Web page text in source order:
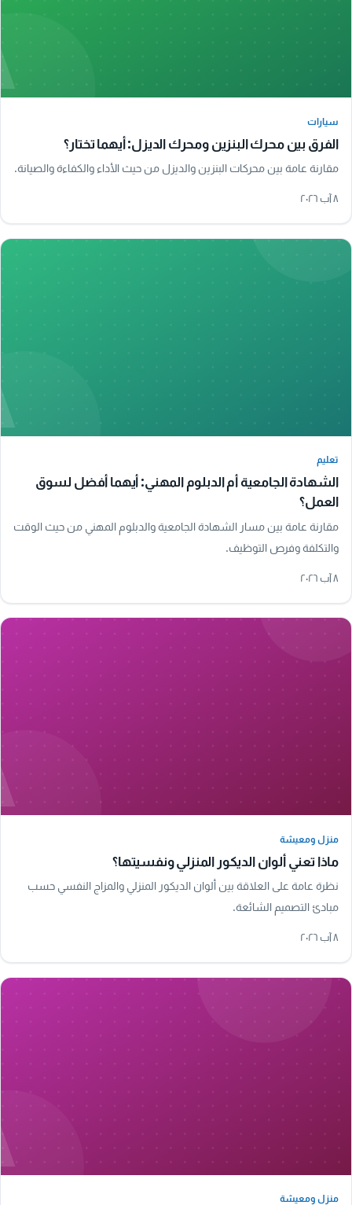
سيارات
الفرق بين محرك البنزين ومحرك الديزل: أيهما تختار؟
مقارنة عامة بين محركات البنزين والديزل من حيث الأداء والكفاءة والصيانة.
٨ آب ٢٠٢٦
تعليم
الشهادة الجامعية أم الدبلوم المهني: أيهما أفضل لسوق
العمل؟
مقارنة عامة بين مسار الشهادة الجامعية والدبلوم المهني من حيث الوقت
والتكلفة وفرص التوظيف.
٨ آب ٢٠٢٦
منزل ومعيشة
ماذا تعني ألوان الديكور المنزلي ونفسيتها؟
نظرة عامة على العلاقة بين ألوان الديكور المنزلي والمزاج النفسي حسب
مبادئ التصميم الشائعة.
٨ آب ٢٠٢٦
منزل ومعيشة